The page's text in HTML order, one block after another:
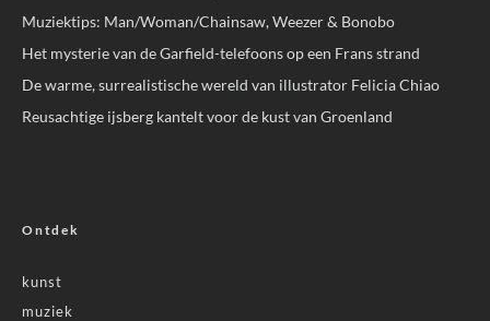
Muziektips: Man/Woman/Chainsaw, Weezer & Bonobo
Het mysterie van de Garfield-telefoons op een Frans strand
De warme, surrealistische wereld van illustrator Felicia Chiao
Reusachtige ijsberg kantelt voor de kust van Groenland
Ontdek
kunst
muziek